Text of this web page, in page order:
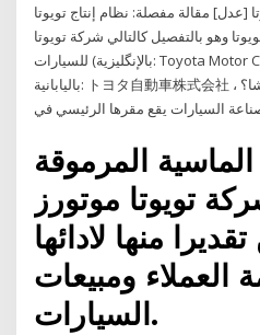
[عدل] مقالة مفصلة: نظام إنتاج تويوتا
وهو بالتفصيل كالتالي شركة تويوتا
للسيارات (بالإنگليزية: Toyota Motor Corporation أو TMC اختصاراً ؛
باليابانية: トヨタ自動車株式会社 ، تويوتا جيدوشا كابوشيكي كايشا؟) هي
السيارات يقع مقرها الرئيسي في
المرموقة
تويوتا موتورز
منها لادائها
العملاء ومبيعات
السيارات.